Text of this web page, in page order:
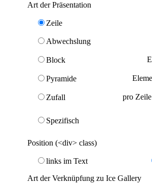
Art der Präsentation
Zeile
Abwechslung
Block
Pyramide
Zufall pro
Spezifisch
Position (<div> class)
links im Text
Art der Verknüpfung zu Ice Gallery